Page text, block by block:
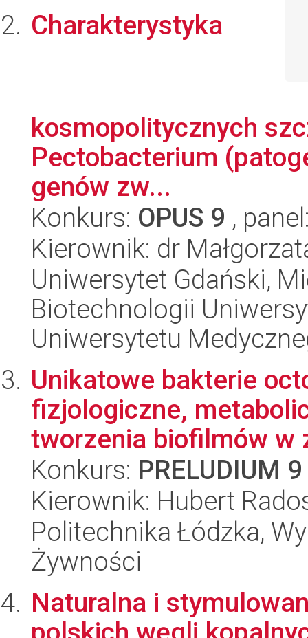
Charakterystyka
kosmopolitycznych
Pectobacterium
genów zw...
Konkurs: OPUS 9 ,
Kierownik: dr
Uniwersytet Gdański,
Biotechnologii
Uniwersytetu
Unikatowe bakterie
fizjologiczne,
tworzenia biofilmów w
Konkurs: PRELUDIUM 9
Kierownik: Hubert
Politechnika Łódzka,
Żywności
Naturalna i